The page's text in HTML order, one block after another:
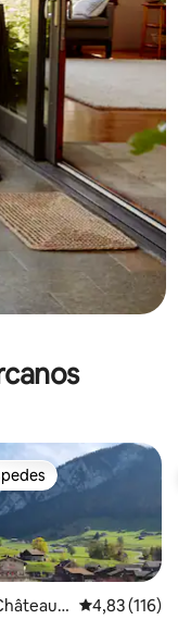
Calificación
4,83 (116)